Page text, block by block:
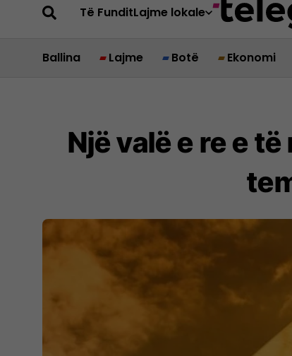
Të FunditLajme lokale
Ballina Lajme Botë Ekonomi
Një valë e re e